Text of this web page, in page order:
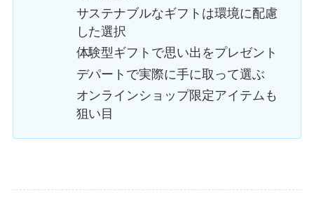
サステナブルなギフトは環境に配慮
した選択
体験型ギフトで思い出をプレゼント
デパートで実際に手に取って選ぶ
オンラインショップ限定アイテムも
狙い目